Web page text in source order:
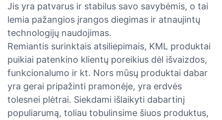
Jis yra patvarus ir stabilus savo savybėmis, o tai
lemia pažangios įrangos diegimas ir atnaujintų
technologijų naudojimas.
Remiantis surinktais atsiliepimais, KML produktai
puikiai patenkino klientų poreikius dėl išvaizdos,
funkcionalumo ir kt. Nors mūsų produktai dabar
yra gerai pripažinti pramonėje, yra erdvės
tolesnei plėtrai. Siekdami išlaikyti dabartinį
populiarumą, toliau tobulinsime šiuos produktus,